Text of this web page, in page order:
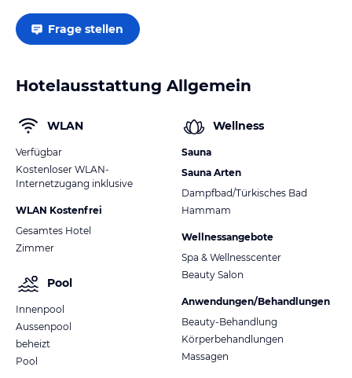
Frage stellen
Hotelausstattung Allgemein
WLAN
Verfügbar
Kostenloser WLAN-
Internetzugang inklusive
WLAN Kostenfrei
Gesamtes Hotel
Zimmer
Pool
Innenpool
Aussenpool
beheizt
Pool
Wellness
Sauna
Sauna Arten
Dampfbad/Türkisches Bad
Hammam
Wellnessangebote
Spa & Wellnesscenter
Beauty Salon
Anwendungen/Behandlungen
Beauty-Behandlung
Körperbehandlungen
Massagen